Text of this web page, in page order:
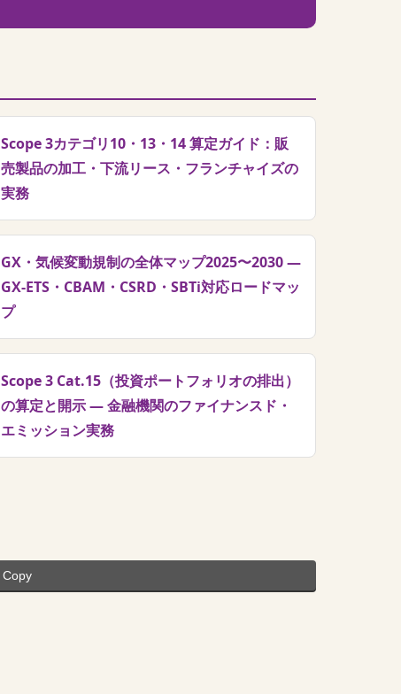
Scope 3カテゴリ10・13・14 算定ガイド：販
売製品の加工・下流リース・フランチャイズの
実務
GX・気候変動規制の全体マップ2025〜2030 —
GX-ETS・CBAM・CSRD・SBTi対応ロードマッ
プ
Scope 3 Cat.15（投資ポートフォリオの排出）
の算定と開示 — 金融機関のファイナンスド・
エミッション実務
Copy